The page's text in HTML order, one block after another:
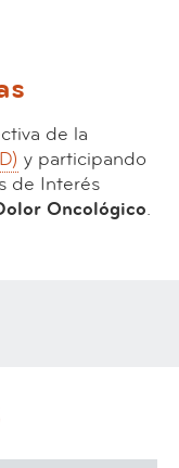
de la
y participando
de Interés
Oncológico.